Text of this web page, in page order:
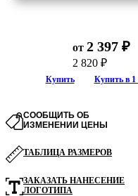
от 2 397 ₽
2 820 ₽
Купить Купить в
СООБЩИТЬ ОБ
ИЗМЕНЕНИИ ЦЕНЫ
ТАБЛИЦА РАЗМЕРОВ
ЗАКАЗАТЬ НАНЕСЕНИЕ
ЛОГОТИПА